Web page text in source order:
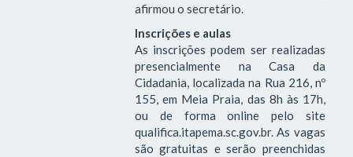
afirmou o secretário.
Inscrições e aulas
As inscrições podem ser realizadas
presencialmente na Casa da
Cidadania, localizada na Rua 216, nº
155, em Meia Praia, das 8h às 17h,
ou de forma online pelo site
qualifica.itapema.sc.gov.br. As vagas
são gratuitas e serão preenchidas